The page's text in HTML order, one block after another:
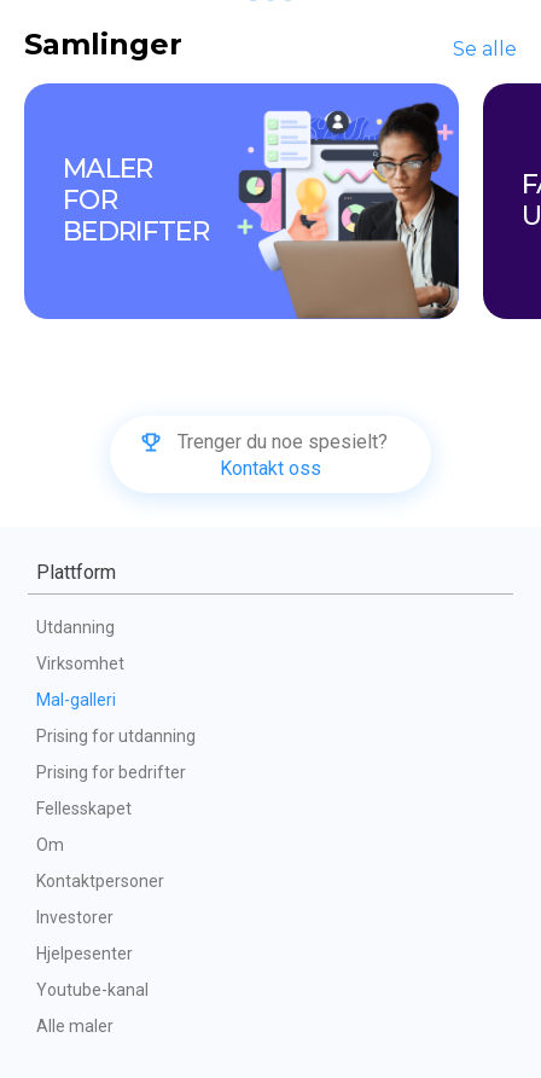
Samlinger Se alle
MALER
FOR
BEDRIFTER
Trenger du noe spesielt?
Kontakt oss
Plattform
Utdanning
Virksomhet
Mal-galleri
Prising for utdanning
Prising for bedrifter
Fellesskapet
Om
Kontaktpersoner
Investorer
Hjelpesenter
Youtube-kanal
Alle maler